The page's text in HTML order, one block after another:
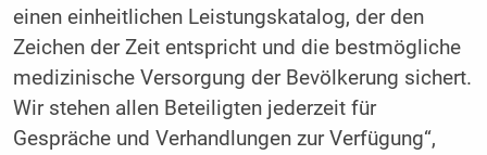
einen einheitlichen Leistungskatalog, der den
Zeichen der Zeit entspricht und die bestmögliche
medizinische Versorgung der Bevölkerung sichert.
Wir stehen allen Beteiligten jederzeit für
Gespräche und Verhandlungen zur Verfügung“,